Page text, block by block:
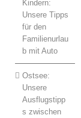
Kindern:
Unsere Tipps
für den
Familienurlau
b mit Auto
Ostsee:
Unsere
Ausflugstipp
s zwischen